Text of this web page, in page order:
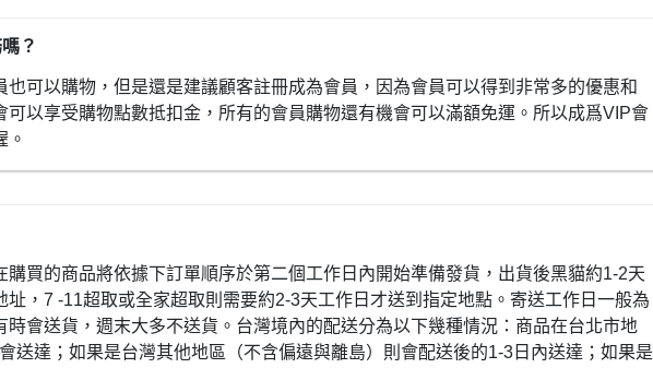
？
也可以購物，但是還是建議顧客註冊成為會員，因為會員可以得到非常多的優惠和
可以享受購物點數抵扣金，所有的會員購物還有機會可以滿額免運。所以成爲VIP會
。
購買的商品將依據下訂單順序於第二個工作日內開始準備發貨，出貨後黑貓約1-2天
址，7 -11超取或全家超取則需要約2-3天工作日才送到指定地點。寄送工作日一般為
時會送貨，週末大多不送貨。台灣境內的配送分為以下幾種情況：商品在台北市地
送達；如果是台灣其他地區（不含偏遠與離島）則會配送後的1-3日內送達；如果是